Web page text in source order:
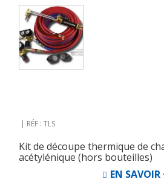
RÉF : TLS
Kit de découpe thermique de
acétylénique (hors bouteilles)
EN SAVOIR